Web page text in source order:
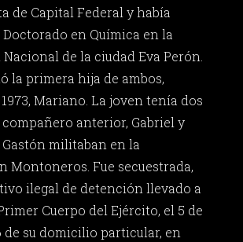
de Capital Federal y había
en Química en la
de la ciudad Eva Perón.
la primera hija de ambos,
Mariano. La joven tenía dos
anterior, Gabriel y
militaban en la
Montoneros. Fue secuestrada,
ilegal de detención llevado a
Cuerpo del Ejército, el 5 de
de su domicilio particular, en